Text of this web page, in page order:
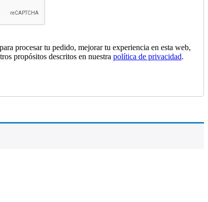
procesar tu pedido, mejorar tu experiencia en esta web,
propósitos descritos en nuestra política de privacidad.